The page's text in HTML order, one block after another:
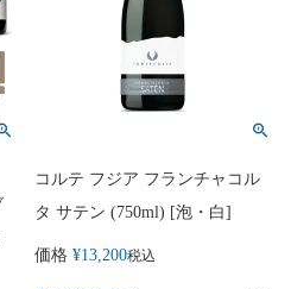
コルテ フジア フランチャコル
タ サテン (750ml) [泡・白]
価格 ¥13,200税込